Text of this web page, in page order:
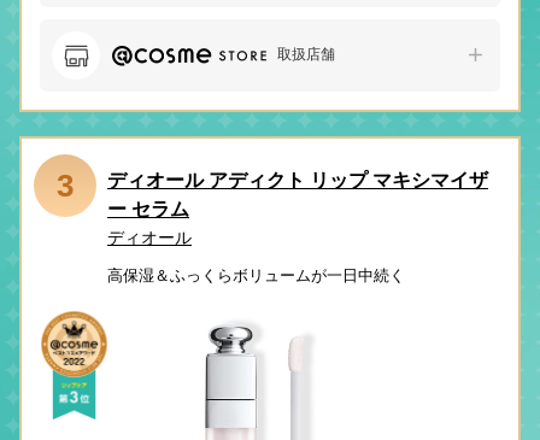
取扱店舗
3
ディオール アディクト リップ マキシマイザ
ー セラム
ディオール
高保湿＆ふっくらボリュームが一日中続く